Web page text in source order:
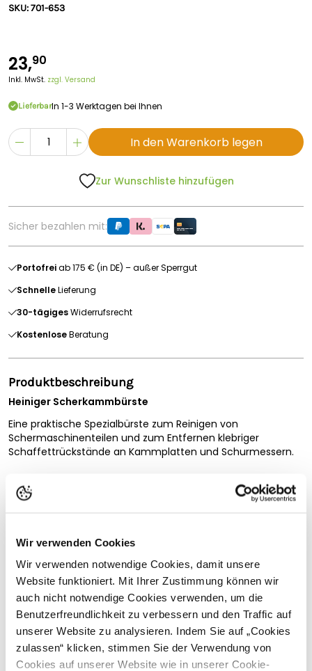
Wir verwenden Cookies
Wir verwenden notwendige Cookies, damit unsere
Website funktioniert. Mit Ihrer Zustimmung können wir
auch nicht notwendige Cookies verwenden, um die
Benutzerfreundlichkeit zu verbessern und den Traffic auf
unserer Website zu analysieren. Indem Sie auf „Cookies
zulassen“ klicken, stimmen Sie der Verwendung von
Cookies auf unserer Website wie in unserer Cookie-
SKU: 701-653
23,90
Inkl. MwSt. zzgl. Versand
LieferbarIn 1-3 Werktagen bei Ihnen
In den Warenkorb legen
Zur Wunschliste hinzufügen
Sicher bezahlen mit:
Portofreiab 175 € (in DE) – außer Sperrgut
SchnelleLieferung
30-tägigesWiderrufsrecht
KostenloseBeratung
Produktbeschreibung
Heiniger Scherkammbürste
Eine praktische Spezialbürste zum Reinigen von
Schermaschinenteilen und zum Entfernen klebriger
Schaffettrückstände an Kammplatten und Schurmessern.
Sicherheitshinweise
Vollständige Beschreibung lesen
Kundenbewertungen
Passende Produkte